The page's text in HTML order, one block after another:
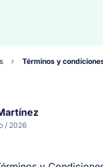
/ 2026